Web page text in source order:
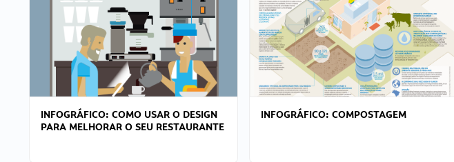
INFOGRÁFICO: COMO USAR O DESIGN
PARA MELHORAR O SEU RESTAURANTE
INFOGRÁFICO: COMPOSTAGEM